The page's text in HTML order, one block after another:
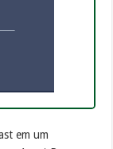
em um